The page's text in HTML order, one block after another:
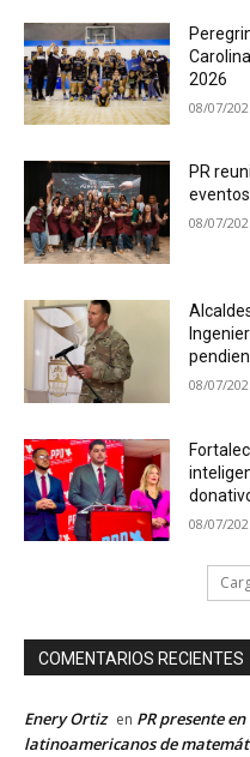
2026
08/07/
PR
08/07/
08/07/
08/07/
COMENTARIOS RECIENTES
Enery Ortiz en PR presente
latinoamericanos de